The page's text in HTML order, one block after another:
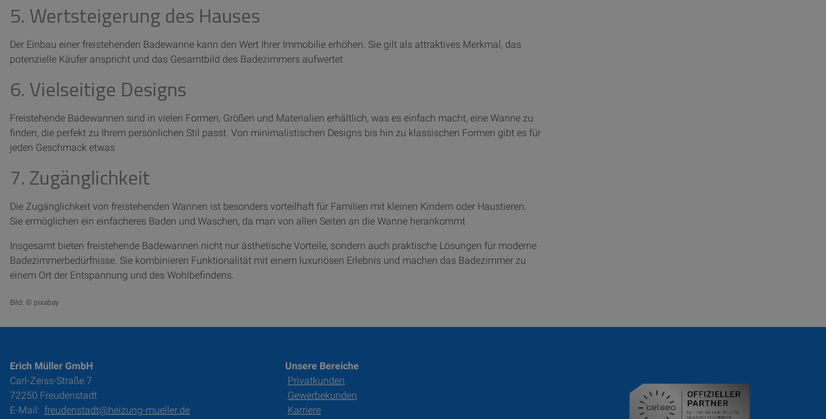
5. Wertsteigerung des Hauses
Der Einbau einer freistehenden Badewanne kann den Wert Ihrer Immobilie erhöhen. Sie gilt als attraktives Merkmal, das
potenzielle Käufer anspricht und das Gesamtbild des Badezimmers aufwertet
6. Vielseitige Designs
Freistehende Badewannen sind in vielen Formen, Größen und Materialien erhältlich, was es einfach macht, eine Wanne zu
finden, die perfekt zu Ihrem persönlichen Stil passt. Von minimalistischen Designs bis hin zu klassischen Formen gibt es für
jeden Geschmack etwas
7. Zugänglichkeit
Die Zugänglichkeit von freistehenden Wannen ist besonders vorteilhaft für Familien mit kleinen Kindern oder Haustieren.
Sie ermöglichen ein einfacheres Baden und Waschen, da man von allen Seiten an die Wanne herankommt
Insgesamt bieten freistehende Badewannen nicht nur ästhetische Vorteile, sondern auch praktische Lösungen für moderne
Badezimmerbedürfnisse. Sie kombinieren Funktionalität mit einem luxuriösen Erlebnis und machen das Badezimmer zu
einem Ort der Entspannung und des Wohlbefindens.
Bild: © pixabay
Erich Müller GmbH
Carl-Zeiss-Straße 7
72250 Freudenstadt
E-Mail: freudenstadt@heizung-mueller.de
Unsere Bereiche
Privatkunden
Gewerbekunden
Karriere